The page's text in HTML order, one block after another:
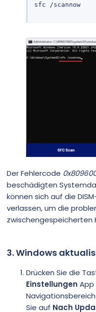
sfc /scannow
Der Fehlercode
beschädigten
können sich auf die
verlassen, um die
zwischengespeicherten
3. Windows
Drücken Sie die
Einstellungen App
Sie auf Nach